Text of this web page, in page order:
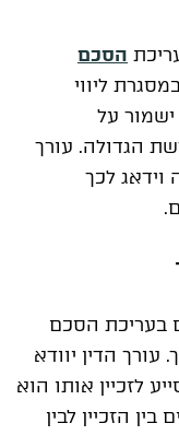
הסכם
ליווי
על
הגדולה. עורך
וידאג לכך
בעריכת הסכם
עורך הדין יוודא
לזכיין אותו הוא
הזכיין לבין